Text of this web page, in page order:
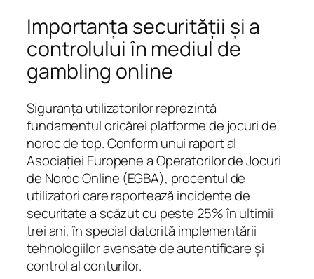
Importanța securității și a
controlului în mediul de
gambling online
Siguranța utilizatorilor reprezintă
fundamentul oricărei platforme de jocuri de
noroc de top. Conform unui raport al
Asociației Europene a Operatorilor de Jocuri
de Noroc Online (EGBA), procentul de
utilizatori care raportează incidente de
securitate a scăzut cu peste 25% în ultimii
trei ani, în special datorită implementării
tehnologiilor avansate de autentificare și
control al conturilor.